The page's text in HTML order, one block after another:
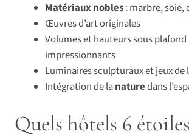
Matériaux nobles: marbre, soie,
Œuvres d’art originales
Volumes et hauteurs sous plafond
impressionnants
Luminaires sculpturaux et jeux de
Intégration de lanaturedans
Quels hôtels 6